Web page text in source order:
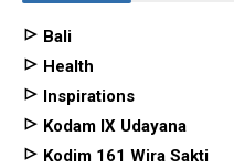
Bali
Health
Inspirations
Kodam IX Udayana
Kodim 161 Wira Sakti